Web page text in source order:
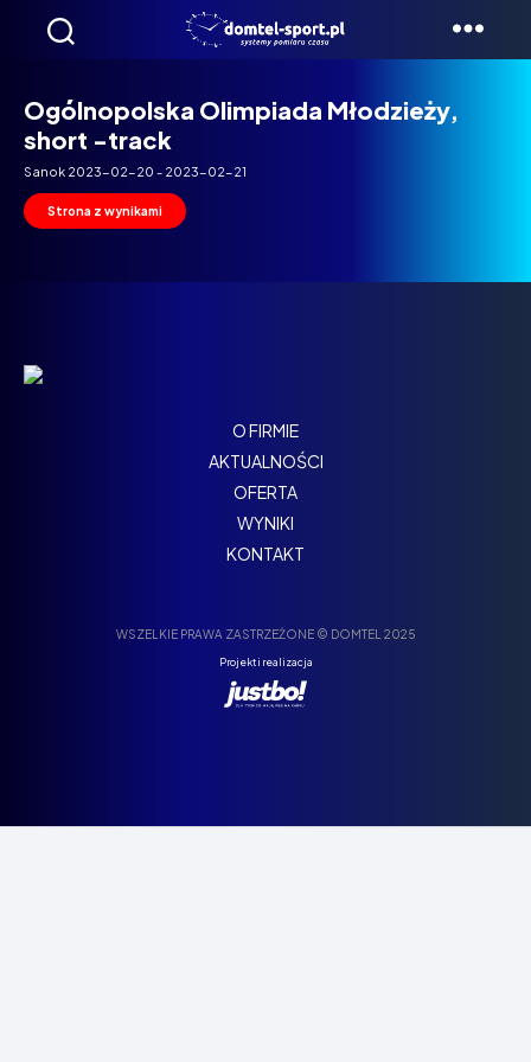
Domtel
Ogólnopolska Olimpiada Młodzieży,
short -track
Sanok 2023-02-20 - 2023-02-21
Strona z wynikami
O FIRMIE
AKTUALNOŚCI
OFERTA
WYNIKI
KONTAKT
WSZELKIE PRAWA ZASTRZEŻONE © DOMTEL 2025
Projekt i realizacja